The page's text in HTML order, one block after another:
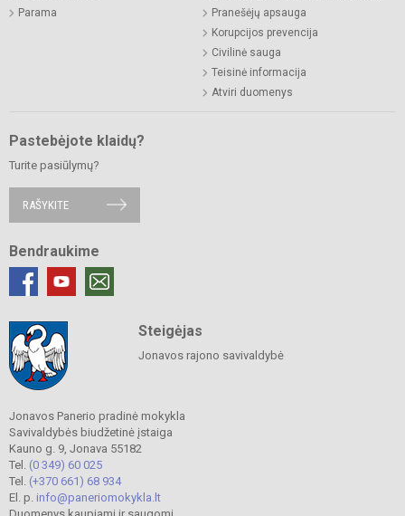
Parama
Pranešėjų apsauga
Korupcijos prevencija
Civilinė sauga
Teisinė informacija
Atviri duomenys
Pastebėjote klaidų?
Turite pasiūlymų?
RAŠYKITE
Bendraukime
Steigėjas
Jonavos rajono savivaldybė
Jonavos Panerio pradinė mokykla
Savivaldybės biudžetinė įstaiga
Kauno g. 9, Jonava 55182
Tel. (0 349) 60 025
Tel. (+370 661) 68 934
El. p. info@paneriomokykla.lt